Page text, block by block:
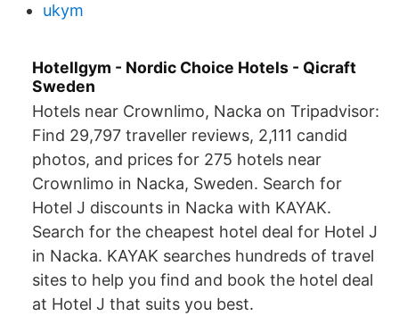
ukym
Hotellgym - Nordic Choice Hotels - Qicraft
Sweden
Hotels near Crownlimo, Nacka on Tripadvisor:
Find 29,797 traveller reviews, 2,111 candid
photos, and prices for 275 hotels near
Crownlimo in Nacka, Sweden. Search for
Hotel J discounts in Nacka with KAYAK.
Search for the cheapest hotel deal for Hotel J
in Nacka. KAYAK searches hundreds of travel
sites to help you find and book the hotel deal
at Hotel J that suits you best.